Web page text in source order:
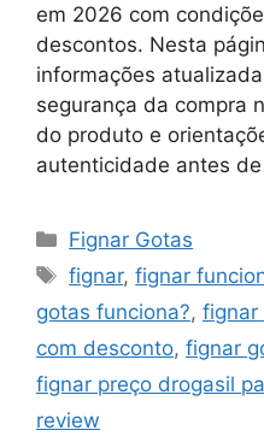
em 2026 com
descontos. Nesta
informações
segurança da compra
do produto e
autenticidade antes
Categorias
Fignar Gotas
Tags
fignar,fignar
gotas funciona?, fignar
com desconto, fignar
fignar preço drogasil
review